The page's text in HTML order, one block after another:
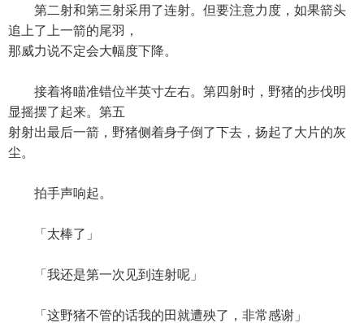
第二射和第三射采用了连射。但要注意力度，如果箭头
追上了上一箭的尾羽，
那威力说不定会大幅度下降。
接着将瞄准错位半英寸左右。第四射时，野猪的步伐明
显摇摆了起来。第五
射射出最后一箭，野猪侧着身子倒了下去，扬起了大片的灰
尘。
拍手声响起。
「太棒了」
「我还是第一次见到连射呢」
「这野猪不管的话我的田就遭殃了，非常感谢」